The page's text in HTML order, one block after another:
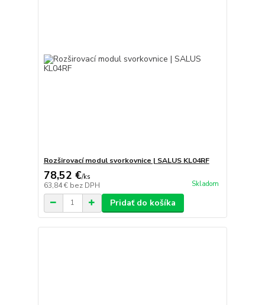
Rozširovací modul svorkovnice | SALUS KL04RF
78,52 €/ks
63,84 € bez DPH Skladom
Pridať do košíka